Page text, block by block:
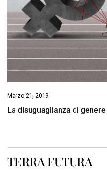
Marzo 21, 2019
La disuguaglianza di
TERRA FUTURA